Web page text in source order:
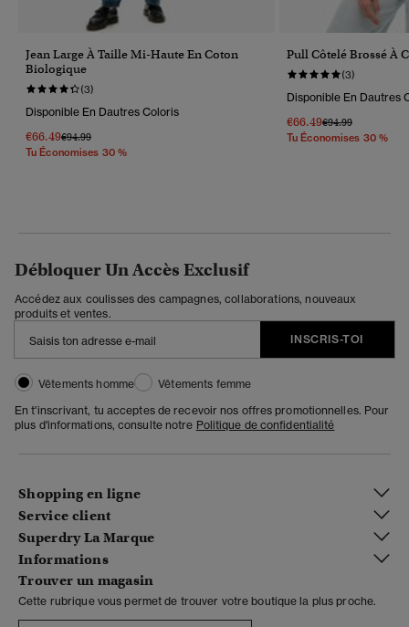
Jean Large À Taille Mi-Haute En Coton
Biologique
(3)
Disponible En Dautres Coloris
€66.49Prix Réduit De
€94.99À
Tu Économises 30 %
Pull Côtelé Brossé À
(3)
Disponible En Dautres
€66.49Prix Réduit De
€94.99À
Tu Économises 30 %
Débloquer Un Accès Exclusif
Accédez aux coulisses des campagnes, collaborations, nouveaux
produits et ventes.
INSCRIS-TOI
Vêtements homme
Vêtements femme
En t'inscrivant, tu acceptes de recevoir nos offres promotionnelles. Pour
plus d'informations, consulte notre Politique de confidentialité
Shopping en ligne
Service client
Superdry La Marque
Informations
Trouver un magasin
Cette rubrique vous permet de trouver votre boutique la plus proche.